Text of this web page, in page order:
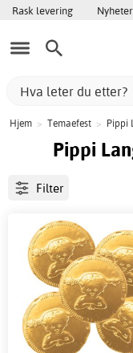
Rask levering
Hjem > Temaefest > Pippi
Pippi
Filter